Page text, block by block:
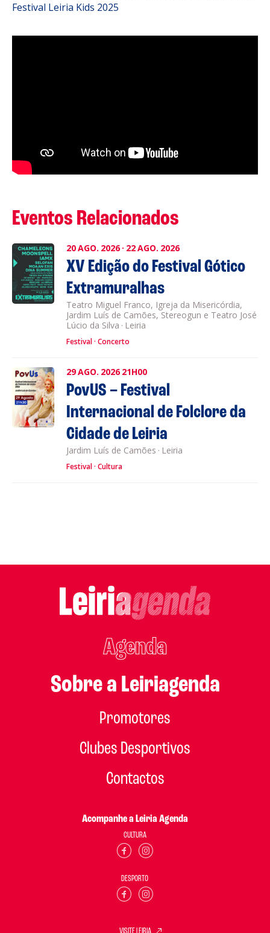
Festival Leiria Kids 2025
Eventos Relacionados
20AGO. 2026 · 22AGO. 2026
XV Edição do Festival Gótico
Extramuralhas
Teatro Miguel Franco, Igreja da Misericórdia,
Jardim Luís de Camões, Stereogun e Teatro José
Lúcio da Silva · Leiria
Festival Concerto
29AGO. 2026 21H00
PovUS – Festival
Internacional de Folclore da
Cidade de Leiria
Jardim Luís de Camões · Leiria
Festival Cultura
Agenda
Sobre a Leiriagenda
Promotores
Clubes Desportivos
Contactos
Acompanhe a Leiria Agenda
CULTURA
DESPORTO